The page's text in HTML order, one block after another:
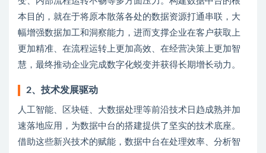
本目的，就在于将原本散落各处的数据资源打通串联，大
幅增强数据加工和洞察能力，进而支撑企业在客户获取上
更加精准、在流程运转上更加高效、在经营决策上更加智
慧，最终推动企业完成数字化蜕变并获得长期增长动力。
2、技术发展驱动
人工智能、区块链、大数据处理等前沿技术日趋成熟并加
速落地应用，为数据中台的搭建提供了坚实的技术底座。
借助这些新兴技术的赋能，数据中台在处理效率、分析智